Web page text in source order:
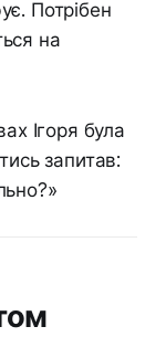
Потрібен
на
Ігоря була
запитав: